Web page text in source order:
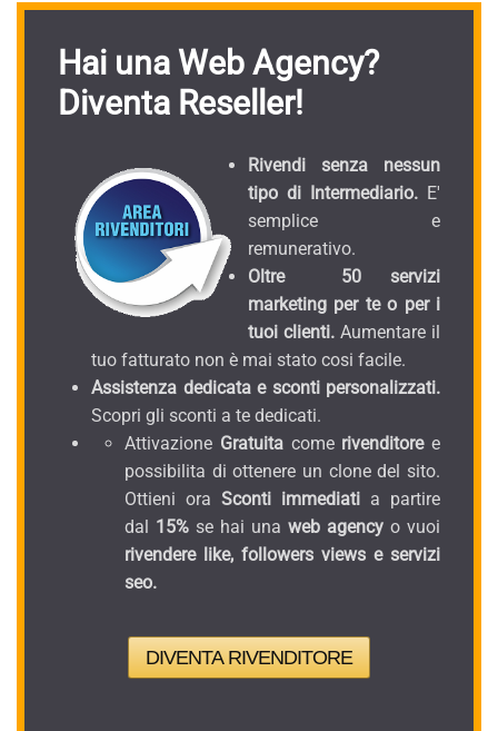
Hai una Web Agency?
Diventa Reseller!
Rivendi senza nessun
tipo di Intermediario. E'
semplice e
remunerativo.
Oltre 50 servizi
marketing per te o per i
tuoi clienti. Aumentare il
tuo fatturato non è mai stato cosi facile.
Assistenza dedicata e sconti personalizzati.
Scopri gli sconti a te dedicati.
Attivazione Gratuitacomerivenditoree
possibilita di ottenere un clone del sito.
Ottieni ora Sconti immediati a partire
dal 15% se hai una web agency o vuoi
rivendere like, followers views e servizi
seo.
DIVENTA RIVENDITORE